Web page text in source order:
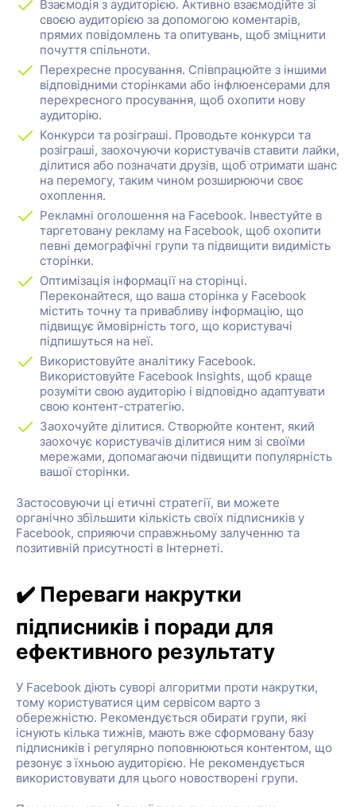
Взаємодія з аудиторією. Активно взаємодійте зі
своєю аудиторією за допомогою коментарів,
прямих повідомлень та опитувань, щоб зміцнити
почуття спільноти.
Перехресне просування. Співпрацюйте з іншими
відповідними сторінками або інфлюенсерами для
перехресного просування, щоб охопити нову
аудиторію.
Конкурси та розіграші. Проводьте конкурси та
розіграші, заохочуючи користувачів ставити лайки,
ділитися або позначати друзів, щоб отримати шанс
на перемогу, таким чином розширюючи своє
охоплення.
Рекламні оголошення на Facebook. Інвестуйте в
таргетовану рекламу на Facebook, щоб охопити
певні демографічні групи та підвищити видимість
сторінки.
Оптимізація інформації на сторінці.
Переконайтеся, що ваша сторінка у Facebook
містить точну та привабливу інформацію, що
підвищує ймовірність того, що користувачі
підпишуться на неї.
Використовуйте аналітику Facebook.
Використовуйте Facebook Insights, щоб краще
розуміти свою аудиторію і відповідно адаптувати
свою контент-стратегію.
Заохочуйте ділитися. Створюйте контент, який
заохочує користувачів ділитися ним зі своїми
мережами, допомагаючи підвищити популярність
вашої сторінки.
Застосовуючи ці етичні стратегії, ви можете
органічно збільшити кількість своїх підписників у
Facebook, сприяючи справжньому залученню та
позитивній присутності в Інтернеті.
✔️ Переваги накрутки
підписників і поради для
ефективного результату
У Facebook діють суворі алгоритми проти накрутки,
тому користуватися цим сервісом варто з
обережністю. Рекомендується обирати групи, які
існують кілька тижнів, мають вже сформовану базу
підписників і регулярно поповнюються контентом, що
резонує з їхньою аудиторією. Не рекомендується
використовувати для цього новостворені групи.